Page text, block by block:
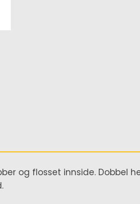
og flosset innside. Dobbel